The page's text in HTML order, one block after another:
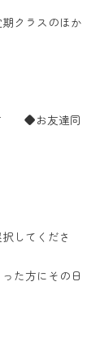
クラスのほか
◆お友達同
してくださ
た方にその日